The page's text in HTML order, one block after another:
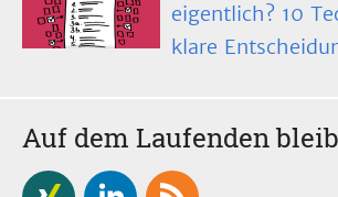
eigentlich? 10
klare
Auf dem Laufenden